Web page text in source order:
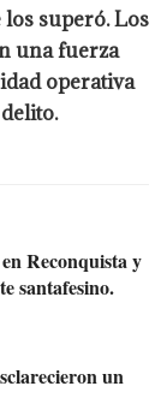
superó. Los
una fuerza
operativa
Reconquista y
santafesino.
un